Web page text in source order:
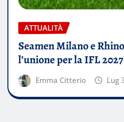
ATTUALITÀ
Seamen Milano e
l’unione per la IFL
Emma Citterio Lug